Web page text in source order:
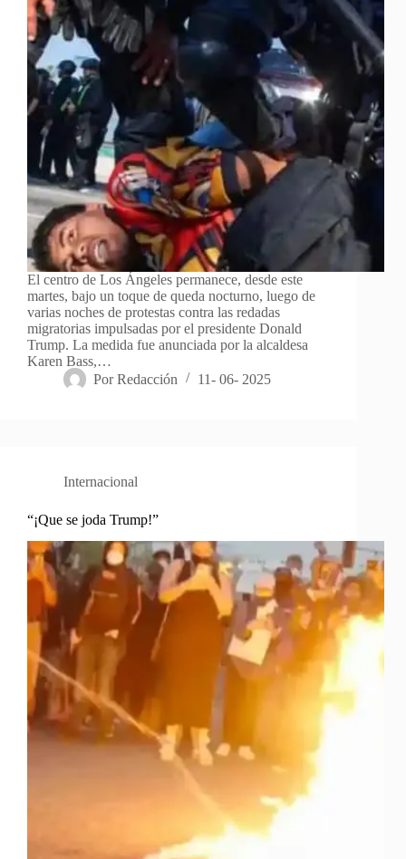
El centro de Los Ángeles permanece, desde este
martes, bajo un toque de queda nocturno, luego de
varias noches de protestas contra las redadas
migratorias impulsadas por el presidente Donald
Trump. La medida fue anunciada por la alcaldesa
Karen Bass,…
Por Redacción 11- 06- 2025
Internacional
“¡Que se joda Trump!”